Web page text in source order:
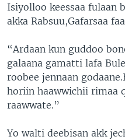
Isiyolloo keessaa fulaan
akka Rabsuu,Gafarsaa
“Ardaan kun guddoo
galaana gamatti lafa
roobee jennaan
horiin haawwichii rimaa
raawwate.”
Yo walti deebisan akk